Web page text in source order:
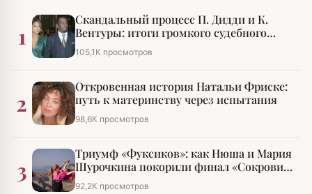
1
Скандальный процесс П. Дидди и К.
Вентуры: итоги громкого судебного
разбирательства
105,1К просмотров
2
Откровенная история Натальи Фриске:
путь к материнству через испытания
98,6К просмотров
3
Триумф «Фуксиков»: как Нюша и Мария
Шурочкина покорили финал «Сокровищ
императора»
92,2К просмотров